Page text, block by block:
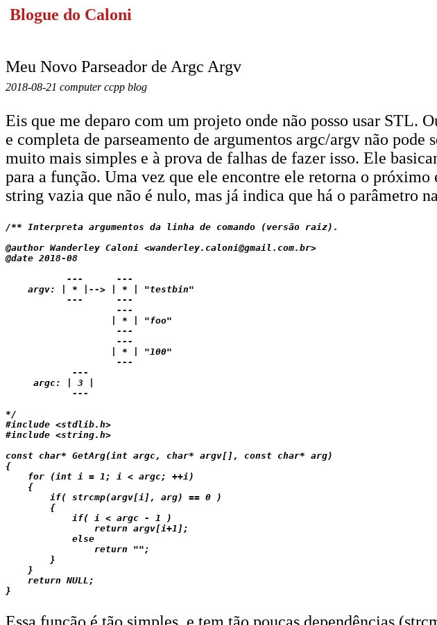
Blogue do Caloni
Meu Novo Parseador de Argc Argv
2018-08-21 computer ccpp blog
Eis que me deparo com um projeto onde não posso usar STL.
e completa de parseamento de argumentos argc/argv não
muito mais simples e à prova de falhas de fazer isso. Ele
para a função. Uma vez que ele encontre ele retorna o
string vazia que não é nulo, mas já indica que há o parâmetro
/** Interpreta argumentos da linha de comando (versão raiz).
@author Wanderley Caloni <wanderley.caloni@gmail.com.br>
@date 2018-08
           ---      ---
    argv: | * |--> | * | "testbin"
           ---      ---
                    ---
                   | * | "foo"
                    ---
                    ---
                   | * | "100"
                    ---
            ---
     argc: | 3 |
            ---
*/
#include <stdlib.h>
#include <string.h>
const char* GetArg(int argc, char* argv[], const char* arg)
{
    for (int i = 1; i < argc; ++i)
    {
        if( strcmp(argv[i], arg) == 0 )
        {
            if( i < argc - 1 )
                return argv[i+1];
            else
                return "";
        }
    }
    return NULL;